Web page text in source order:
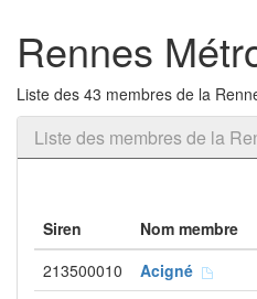
Rennes
Liste des 43 membres de la
Liste des membres de la
Siren Nom membre
213500010
Acigné